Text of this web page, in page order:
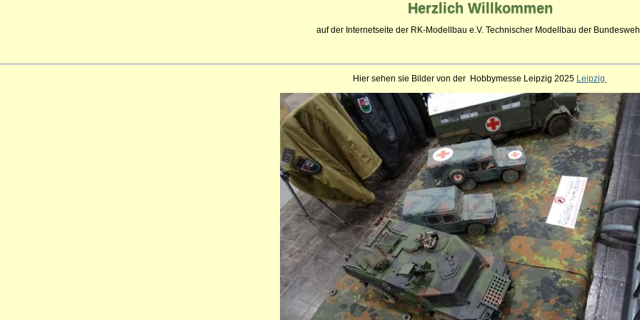
Herzlich Willkommen
auf der Internetseite der RK-Modellbau e.V. Technischer Modellbau der
Hier sehen sie Bilder von der Hobbymesse Leipzig 2025 Leipzig